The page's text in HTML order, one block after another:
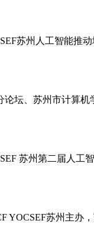
苏州人工智能
坛、苏州市计算
苏州第二届人
YOCSEF苏州主